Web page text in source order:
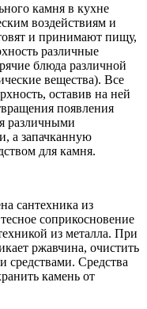
камня в кухне
воздействиям и
и принимают пищу,
различные
блюда различной
вещества). Все
оставив на ней
появления
различными
а запачканную
для камня.
сантехника из
соприкосновение
из металла. При
ржавчина, очистить
средствами. Средства
камень от